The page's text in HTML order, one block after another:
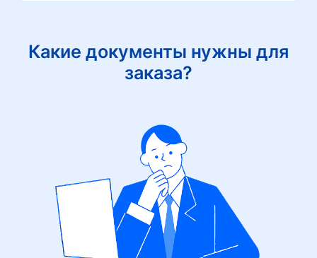
Какие документы нужны для
заказа?